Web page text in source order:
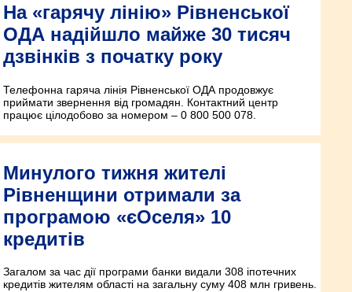
На «гарячу лінію» Рівненської
ОДА надійшло майже 30 тисяч
дзвінків з початку року
Телефонна гаряча лінія Рівненської ОДА продовжує
приймати звернення від громадян. Контактний центр
працює цілодобово за номером – 0 800 500 078.
Минулого тижня жителі
Рівненщини отримали за
програмою «єОселя» 10
кредитів
Загалом за час дії програми банки видали 308 іпотечних
кредитів жителям області на загальну суму 408 млн гривень.